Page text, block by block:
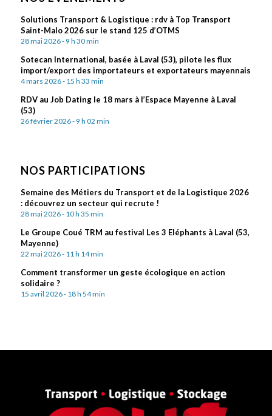
Solutions Transport & Logistique : rdv à Top Transport
Saint-Malo 2026 sur le stand 125 d’OTMS
28 mai 2026 - 9 h 30 min
Sotecan International, basée à Laval (53), pilote les flux
import/export des importateurs et exportateurs mayennais
4 mars 2026 - 15 h 33 min
RDV au Job Dating le 18 mars à l’Espace Mayenne à Laval
(53)
26 février 2026 - 9 h 02 min
NOS PARTICIPATIONS
Semaine des Métiers du Transport et de la Logistique 2026
: découvrez un secteur qui recrute !
28 mai 2026 - 10 h 35 min
Le Groupe Coué TRM au festival Les 3 Eléphants à Laval (53,
Mayenne)
22 mai 2026 - 11 h 14 min
Comment transformer un geste écologique en action
solidaire ?
15 avril 2026 - 18 h 54 min